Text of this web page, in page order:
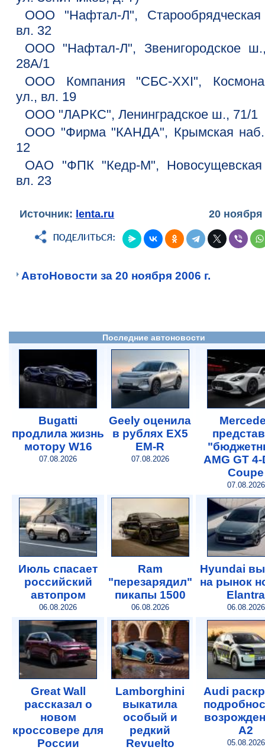
ООО "Нафтал-Л",
вл. 32
ООО "Нафтал-Л", Звенигородское
28А/1
ООО Компания "СБС-ХХI",
ул., вл. 19
ООО "ЛАРКС", Ленинградское ш., 71/1
ООО "Фирма "КАНДА", Крымская
12
ОАО "ФПК "Кедр-М",
вл. 23
Источник: lenta.ru 20 ноября
АвтоНовости за 20 ноября 2006 г.
Последние автоновости
Bugatti
продлила жизнь
мотору W16
07.08.2026
Geely оценила
в рублях EX5
EM-R
07.08.2026
AMG GT
Coupe
07.08.2026
Июль спасает
российский
автопром
06.08.2026
Ram
"перезарядил"
пикапы 1500
06.08.2026
Hyundai
на рынок
Elantra
06.08.2026
Great Wall
рассказал о
новом
кроссовере для
России
Lamborghini
выкатила
особый и
редкий
Revuelto
Audi
A2
05.08.2026